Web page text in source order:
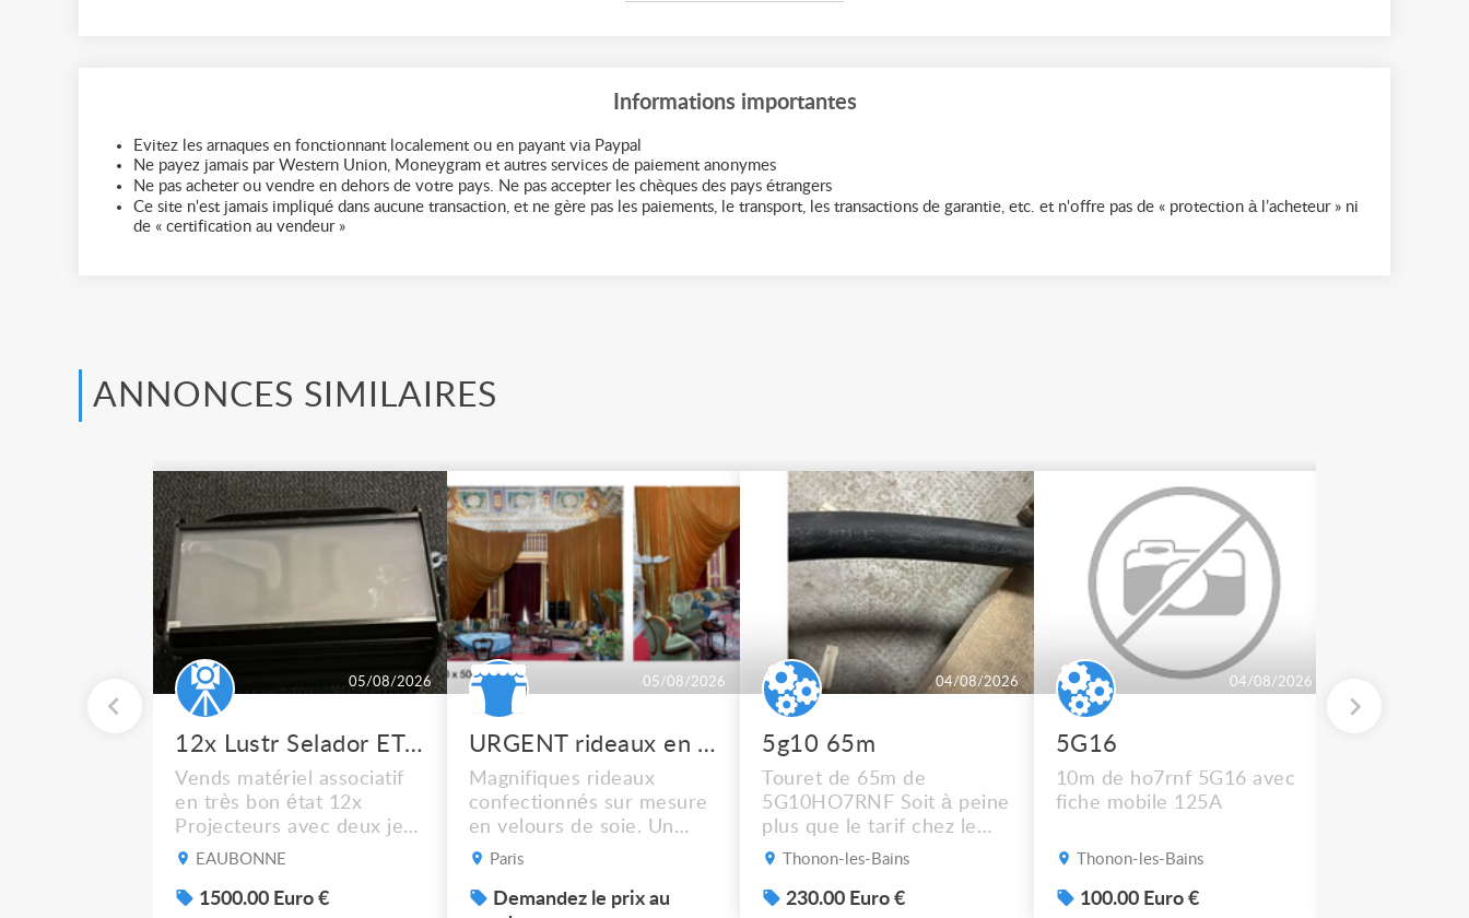
Informations importantes
Evitez les arnaques en fonctionnant localement ou en payant via Paypal
Ne payez jamais par Western Union, Moneygram et autres services de paiement anonymes
Ne pas acheter ou vendre en dehors de votre pays. Ne pas accepter les chèques des pays étrangers
Ce site n'est jamais impliqué dans aucune transaction, et ne gère pas les paiements, le transport, les transactions de garantie, etc. et n'offre pas de « protection à l’acheteur » ni
de « certification au vendeur »
ANNONCES SIMILAIRES
05/08/2026
12x Lustr Selador ETC Led 7x colors filtres
Vends matériel associatif
en très bon état 12x
Projecteurs avec deux jeux
de filtre filtre Lustr Selador
system – seven colour
EAUBONNE
1500.00 Euro €
05/08/2026
URGENT rideaux en velours de soie
Magnifiques rideaux
confectionnés sur mesure
en velours de soie. Un
cadre de scène rouge, un
Cf dossier en photos. À
Paris
Demandez le prix au
04/08/2026
5g10 65m
Touret de 65m de
5G10HO7RNF Soit à peine
plus que le tarif chez le
récupérateur Mais
sup sur demande ça ne
Thonon-les-Bains
230.00 Euro €
04/08/2026
5G16
10m de ho7rnf 5G16 avec
fiche mobile 125A
Thonon-les-Bains
100.00 Euro €